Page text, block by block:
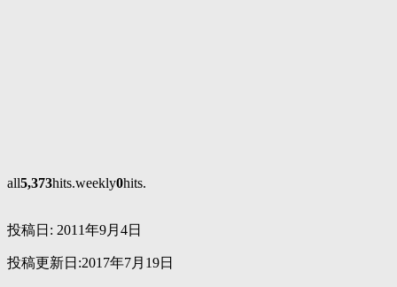
all5,373hits.weekly0hits.
投稿日: 2011年9月4日
投稿更新日:2017年7月19日